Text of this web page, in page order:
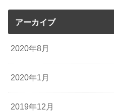
アーカイブ
2020年8月
2020年1月
2019年12月